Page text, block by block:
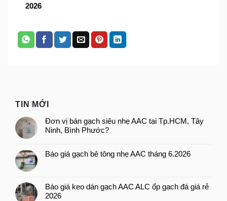
2026
TIN MỚI
Đơn vị bán gạch siêu nhẹ AAC tại Tp.HCM, Tây
Ninh, Bình Phước?
Báo giá gạch bê tông nhẹ AAC tháng 6.2026
Báo giá keo dán gạch AAC ALC ốp gạch đá giá rẻ
2026